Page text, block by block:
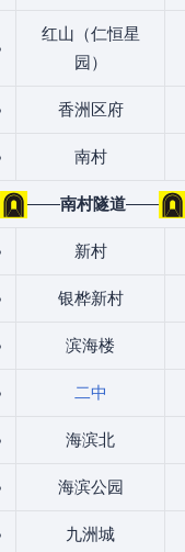
红山（仁恒星
园）
香洲区府
南村
——南村隧道——
新村
银桦新村
滨海楼
二中
海滨北
海滨公园
九洲城